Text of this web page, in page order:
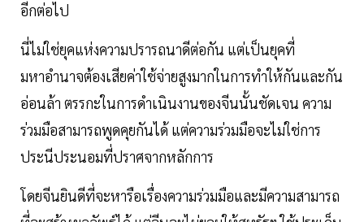
อีกต่อไป
นี่ไม่ใช่ยุคแห่งความปรารถนาดีต่อกัน แต่เป็นยุคที่
มหาอำนาจต้องเสียค่าใช้จ่ายสูงมากในการทำให้กันและกัน
อ่อนล้า ตรรกะในการดำเนินงานของจีนนั้นชัดเจน ความ
ร่วมมือสามารถพูดคุยกันได้ แต่ความร่วมมือจะไม่ใช่การ
ประนีประนอมที่ปราศจากหลักการ
โดยจีนยินดีที่จะหารือเรื่องความร่วมมือและมีความสามารถ